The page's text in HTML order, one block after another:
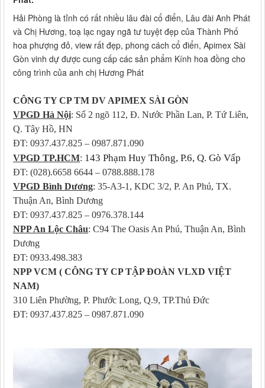
Hải Phòng là tỉnh có rất nhiều lâu đài cổ điển, Lâu đài Anh Phát
và Chị Hương, toạ lạc ngay ngã tư tuyệt đẹp của Thành Phố
hoa phượng đỏ, view rất đẹp, phong cách cổ điển, Apimex Sài
Gòn vinh dự được cung cấp các sản phẩm Kính hoa đồng cho
công trình của anh chị Hương Phát
CÔNG TY CP TM DV APIMEX SÀI GÒN
VPGD Hà Nội: Số 2 ngõ 112, Đ. Nước Phần Lan, P. Tứ Liên,
Q. Tây Hồ, HN
ĐT: 0937.437.825 – 0987.871.090
VPGD TP.HCM: 143 Phạm Huy Thông, P.6, Q. Gò Vấp
ĐT: (028).6658 6644 – 0788.888.178
VPGD Bình Dương: 35-A3-1, KDC 3/2, P. An Phú, TX.
Thuận An, Bình Dương
ĐT: 0937.437.825 – 0976.378.144
NPP An Lộc Châu: C94 The Oasis An Phú, Thuận An, Bình
Dương
ĐT: 0933.498.383
NPP VCM ( CÔNG TY CP TẬP ĐOÀN VLXD VIỆT
NAM)
310 Liên Phường, P. Phước Long, Q.9, TP.Thủ Đức
ĐT: 0937.437.825 – 0987.871.090